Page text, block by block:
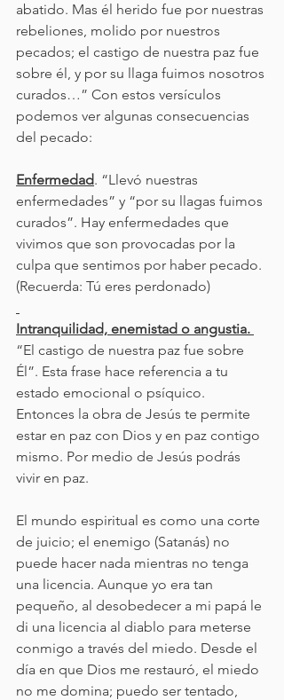
abatido. Mas él herido fue por nuestras
rebeliones, molido por nuestros
pecados; el castigo de nuestra paz fue
sobre él, y por su llaga fuimos nosotros
curados…” Con estos versículos
podemos ver algunas consecuencias
del pecado:
Enfermedad. “Llevó nuestras
enfermedades” y “por su llagas fuimos
curados”. Hay enfermedades que
vivimos que son provocadas por la
culpa que sentimos por haber pecado.
(Recuerda: Tú eres perdonado)
Intranquilidad, enemistad o angustia.
“El castigo de nuestra paz fue sobre
Él”. Esta frase hace referencia a tu
estado emocional o psíquico.
Entonces la obra de Jesús te permite
estar en paz con Dios y en paz contigo
mismo. Por medio de Jesús podrás
vivir en paz.
El mundo espiritual es como una corte
de juicio; el enemigo (Satanás) no
puede hacer nada mientras no tenga
una licencia. Aunque yo era tan
pequeño, al desobedecer a mi papá le
di una licencia al diablo para meterse
conmigo a través del miedo. Desde el
día en que Dios me restauró, el miedo
no me domina; puedo ser tentado,